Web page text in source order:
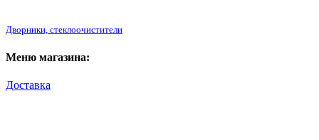
Дворники, стеклоочистители
Меню магазина:
Доставка